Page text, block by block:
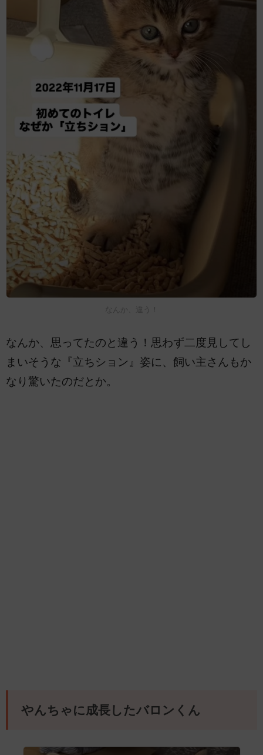
なんか、違う！
なんか、思ってたのと違う！思わず二度見してし
まいそうな『立ちション』姿に、飼い主さんもか
なり驚いたのだとか。
やんちゃに成長したバロンくん